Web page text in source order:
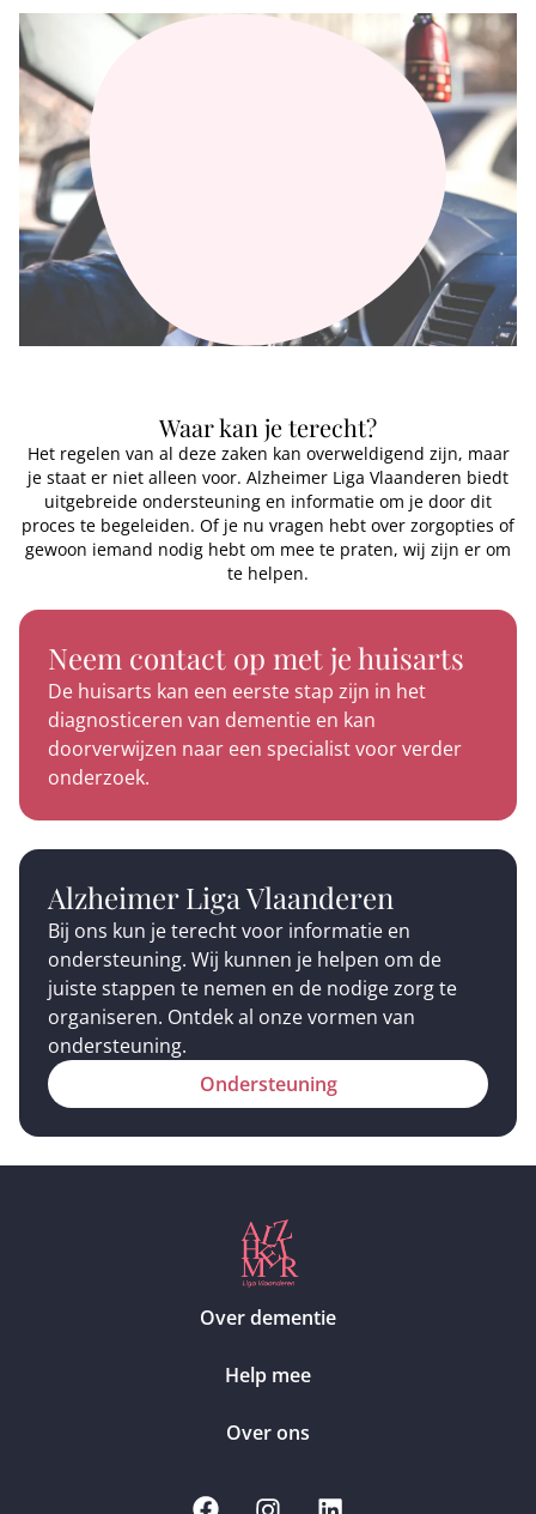
Waar kan je terecht?
Het regelen van al deze zaken kan overweldigend zijn, maar
je staat er niet alleen voor. Alzheimer Liga Vlaanderen biedt
uitgebreide ondersteuning en informatie om je door dit
proces te begeleiden. Of je nu vragen hebt over zorgopties of
gewoon iemand nodig hebt om mee te praten, wij zijn er om
te helpen.
Neem contact op met je huisarts
De huisarts kan een eerste stap zijn in het
diagnosticeren van dementie en kan
doorverwijzen naar een specialist voor verder
onderzoek.
Alzheimer Liga Vlaanderen
Bij ons kun je terecht voor informatie en
ondersteuning. Wij kunnen je helpen om de
juiste stappen te nemen en de nodige zorg te
organiseren. Ontdek al onze vormen van
ondersteuning.
Ondersteuning
Over dementie
Help mee
Over ons